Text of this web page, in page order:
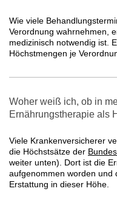
Wie viele
Verordnung wahrnehmen,
medizinisch notwendig ist.
Höchstmengen je
Woher weiß ich, ob in
Ernährungstherapie als
Viele Krankenversicherer
die Höchstsätze der
weiter unten). Dort ist die
aufgenommen worden und
Erstattung in dieser Höhe.